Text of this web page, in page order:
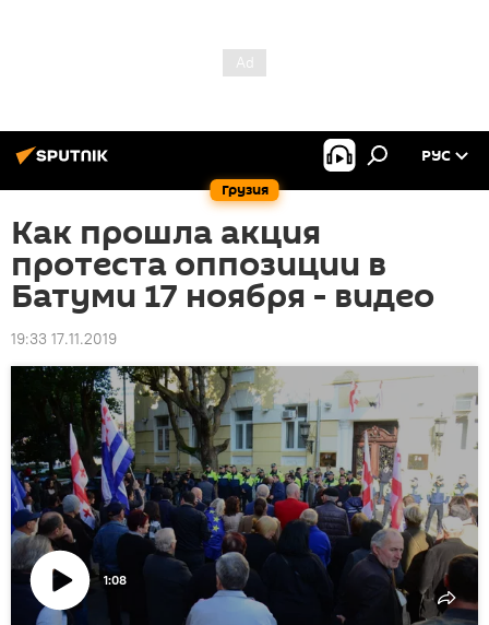
Грузия
РУС
Как прошла акция
протеста оппозиции в
Батуми 17 ноября - видео
19:33 17.11.2019
1:08